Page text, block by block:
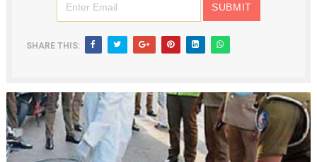
SHARE THIS: